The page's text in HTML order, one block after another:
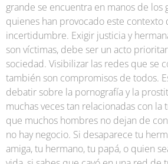
grande se encuentra en manos de los
quienes han provocado este contexto
incertidumbre. Exigir justicia y
son víctimas, debe ser un acto
sociedad. Visibilizar las redes que se
también son compromisos de todos.
debatir sobre la pornografía y la
muchas veces tan relacionadas con la
que muchos hombres no dejan de
no hay negocio. Si desaparece tu
amiga, tu hermano, tu papá, o quien